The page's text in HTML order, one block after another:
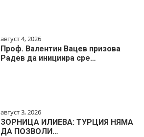
август 4, 2026
Проф. Валентин Вацев призова
Радев да инициира сре…
август 3, 2026
ЗОРНИЦА ИЛИЕВА: ТУРЦИЯ НЯМА
ДА ПОЗВОЛИ…